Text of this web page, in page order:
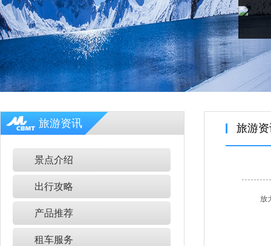
旅游资讯
景点介绍
出行攻略
产品推荐
租车服务
旅游
放